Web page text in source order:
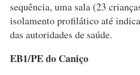
sequência, uma sala (23
isolamento profilático até
das autoridades de saúde.
EB1/PE do Caniço